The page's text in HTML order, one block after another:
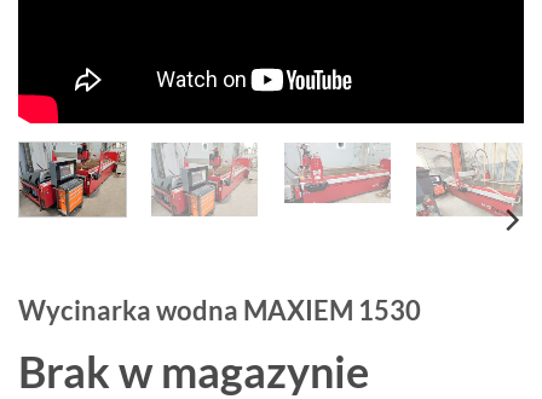
Wycinarka wodna MAXIEM 1530
Brak w magazynie